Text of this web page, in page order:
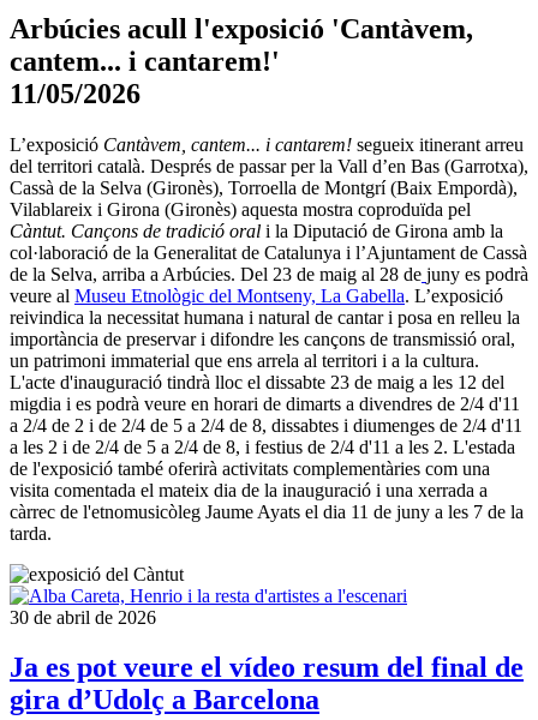
Arbúcies acull l'exposició 'Cantàvem,
cantem... i cantarem!'
11/05/2026
L’exposició Cantàvem, cantem... i cantarem! segueix itinerant arreu
del territori català. Després de passar per la Vall d’en Bas (Garrotxa),
Cassà de la Selva (Gironès), Torroella de Montgrí (Baix Empordà),
Vilablareix i Girona (Gironès) aquesta mostra coproduïda pel
Càntut. Cançons de tradició oral i la Diputació de Girona amb la
col·laboració de la Generalitat de Catalunya i l’Ajuntament de Cassà
de la Selva, arriba a Arbúcies. Del 23 de maig al 28 de juny es podrà
veure al Museu Etnològic del Montseny, La Gabella. L’exposició
reivindica la necessitat humana i natural de cantar i posa en relleu la
importància de preservar i difondre les cançons de transmissió oral,
un patrimoni immaterial que ens arrela al territori i a la cultura.
L'acte d'inauguració tindrà lloc el dissabte 23 de maig a les 12 del
migdia i es podrà veure en horari de dimarts a divendres de 2/4 d'11
a 2/4 de 2 i de 2/4 de 5 a 2/4 de 8, dissabtes i diumenges de 2/4 d'11
a les 2 i de 2/4 de 5 a 2/4 de 8, i festius de 2/4 d'11 a les 2. L'estada
de l'exposició també oferirà activitats complementàries com una
visita comentada el mateix dia de la inauguració i una xerrada a
càrrec de l'etnomusicòleg Jaume Ayats el dia 11 de juny a les 7 de la
tarda.
30 de abril de 2026
Ja es pot veure el vídeo resum del final de
gira d’Udolç a Barcelona